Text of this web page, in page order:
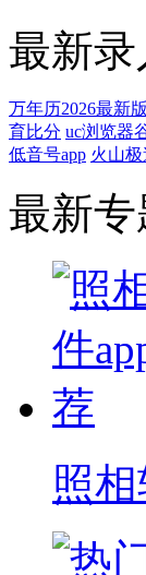
最新录
万年历2026最新版
育比分 uc浏览器
低音号app 火山极
最新专
照